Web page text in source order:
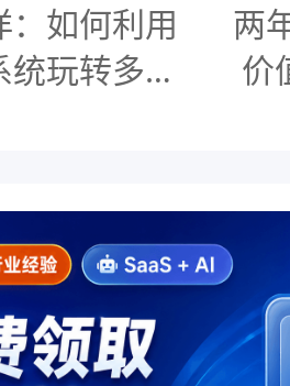
：如何利用
玩转多品
两
价